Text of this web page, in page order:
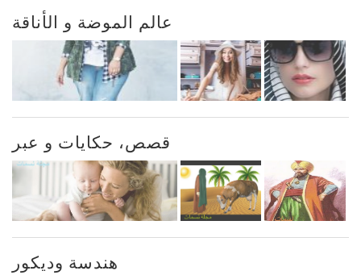
عالم الموضة و الأناقة
قصص، حكايات و عبر
هندسة وديكور